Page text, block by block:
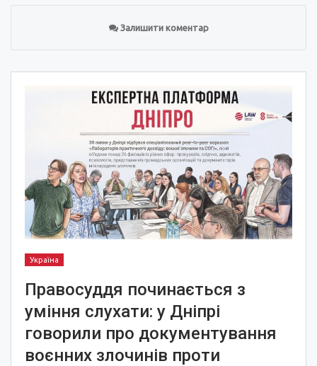
Залишити коментар
Україна
Правосуддя починається з
уміння слухати: у Дніпрі
говорили про документування
воєнних злочинів проти